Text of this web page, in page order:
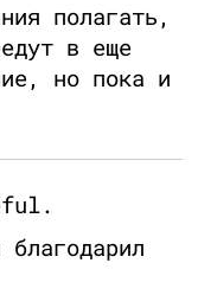
полагать,
в еще
но пока и